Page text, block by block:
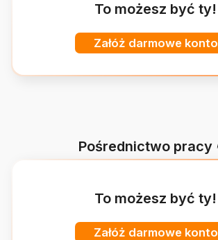
To możesz być ty!
Załóż darmowe konto
Pośrednictwo pracy
To możesz być ty!
Załóż darmowe konto